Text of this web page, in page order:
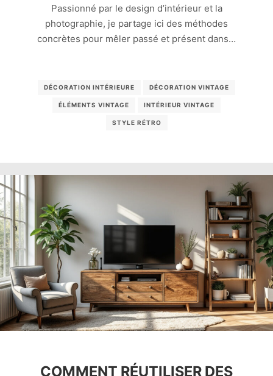
Passionné par le design d’intérieur et la
photographie, je partage ici des méthodes
concrètes pour mêler passé et présent dans…
DÉCORATION INTÉRIEURE DÉCORATION VINTAGE
ÉLÉMENTS VINTAGE INTÉRIEUR VINTAGE
STYLE RÉTRO
COMMENT RÉUTILISER DES